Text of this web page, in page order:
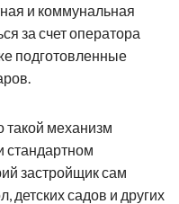
и коммунальная
за счет оператора
подготовленные
такой механизм
стандартном
застройщик сам
детских садов и других